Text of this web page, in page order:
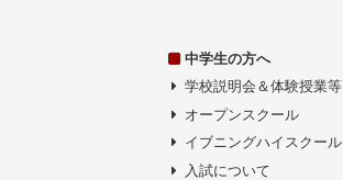
中学生の方へ
学校説明会＆体験授業等
オープンスクール
イブニングハイスクール
入試について